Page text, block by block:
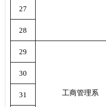
27
28
29
工商管理系
30
31